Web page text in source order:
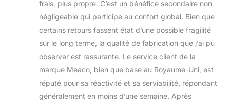
frais, plus propre. C’est un bénéfice secondaire non
négligeable qui participe au confort global. Bien que
certains retours fassent état d’une possible fragilité
sur le long terme, la qualité de fabrication que j’ai pu
observer est rassurante. Le service client de la
marque Meaco, bien que basé au Royaume-Uni, est
réputé pour sa réactivité et sa serviabilité, répondant
généralement en moins d’une semaine. Après